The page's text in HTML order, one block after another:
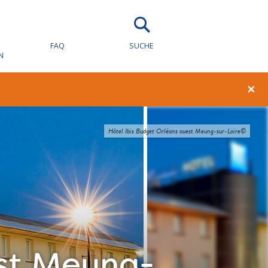
FAQ SUCHE
×
Hôtel Ibis Budget Orléans ouest Meung-sur-Loire©